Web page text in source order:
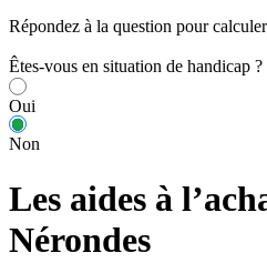
Répondez à la question pour
Êtes-vous en situation de handicap ?
Oui
Non
Les aides à
Nérondes